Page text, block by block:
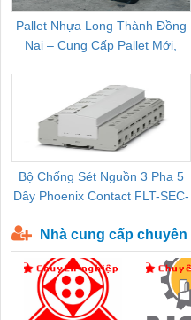
Pallet Nhựa Long Thành Đồng
Nai – Cung Cấp Pallet Mới,
Bộ Chống Sét Nguồn 3 Pha 5
Dây Phoenix Contact FLT-SEC-
Nhà cung cấp